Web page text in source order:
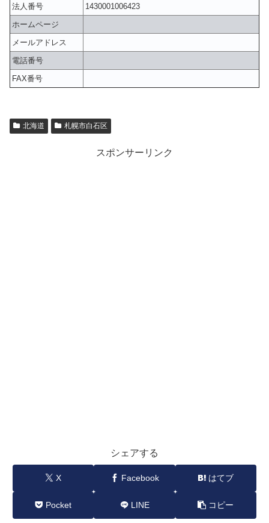
法人番号
1430001006423
ホームページ
メールアドレス
電話番号
FAX番号
北海道 札幌市白石区
スポンサーリンク
シェアする
X Facebook はてブ
Pocket LINE コピー